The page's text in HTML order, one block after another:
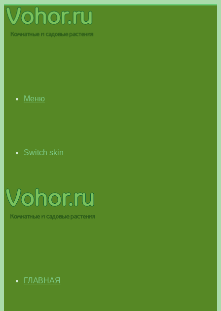
Меню
Switch skin
ГЛАВНАЯ